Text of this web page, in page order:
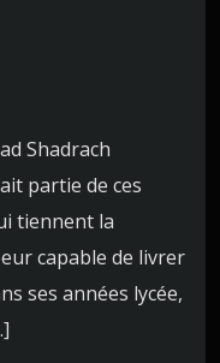
Shadrach
partie de ces
tiennent la
capable de livrer
ses années lycée,